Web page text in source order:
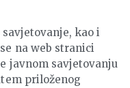
kao i
na web stranici
javnom savjetovanju
priloženog